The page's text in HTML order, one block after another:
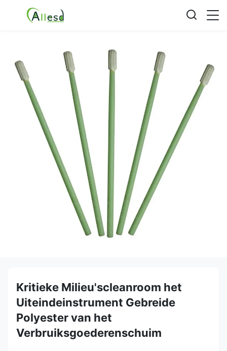
Kritieke Milieu'scleanroom het
Uiteindeinstrument Gebreide
Polyester van het
Verbruiksgoederenschuim